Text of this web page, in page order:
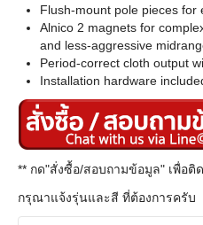
Flush-mount pole pieces for
Alnico 2 magnets for
and less-aggressive
Period-correct cloth output
Installation hardware
** กด"สั่งซื้อ/สอบถามข้อมูล" เพื่อติ
กรุณาแจ้งรุ่นและสี ที่ต้องการครับ